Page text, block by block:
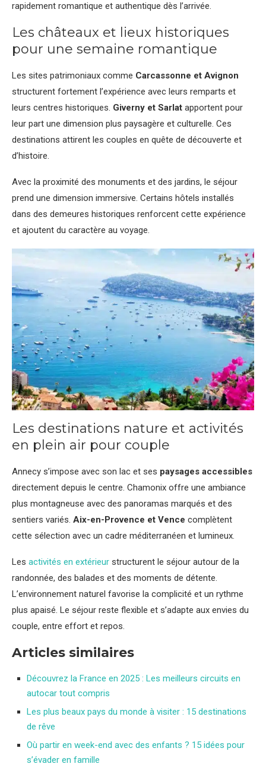
rapidement romantique et authentique dès l’arrivée.
Les châteaux et lieux historiques
pour une semaine romantique
Les sites patrimoniaux comme Carcassonne et Avignon
structurent fortement l’expérience avec leurs remparts et
leurs centres historiques. Giverny et Sarlat apportent pour
leur part une dimension plus paysagère et culturelle. Ces
destinations attirent les couples en quête de découverte et
d’histoire.
Avec la proximité des monuments et des jardins, le séjour
prend une dimension immersive. Certains hôtels installés
dans des demeures historiques renforcent cette expérience
et ajoutent du caractère au voyage.
Les destinations nature et activités
en plein air pour couple
Annecy s’impose avec son lac et ses paysages accessibles
directement depuis le centre. Chamonix offre une ambiance
plus montagneuse avec des panoramas marqués et des
sentiers variés. Aix-en-Provence et Vence complètent
cette sélection avec un cadre méditerranéen et lumineux.
Les activités en extérieur structurent le séjour autour de la
randonnée, des balades et des moments de détente.
L’environnement naturel favorise la complicité et un rythme
plus apaisé. Le séjour reste flexible et s’adapte aux envies du
couple, entre effort et repos.
Articles similaires
Découvrez la France en 2025 : Les meilleurs circuits en
autocar tout compris
Les plus beaux pays du monde à visiter : 15 destinations
de rêve
Où partir en week-end avec des enfants ? 15 idées pour
s’évader en famille